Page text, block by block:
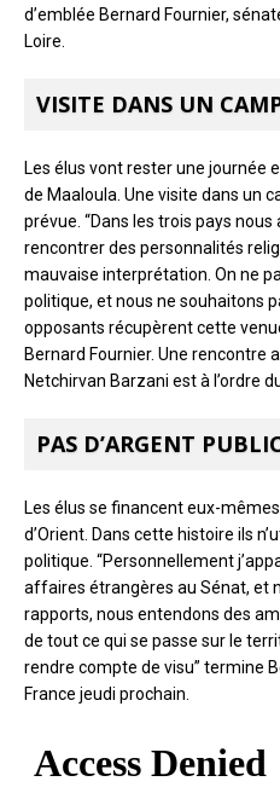
d’emblée Bernard Fournier,
Loire.
VISITE DANS UN
Les élus vont rester une journée
de Maaloula. Une visite dans un
prévue. “Dans les trois pays
rencontrer des personnalités
mauvaise interprétation. On ne
politique, et nous ne souhaitons
opposants récupèrent cette
Bernard Fournier. Une rencontre
Netchirvan Barzani est à l’ordre
PAS D’ARGENT
Les élus se financent eux-
d’Orient. Dans cette histoire ils
politique. “Personnellement
affaires étrangères au Sénat, et
rapports, nous entendons des
de tout ce qui se passe sur le
rendre compte de visu” termine
France jeudi prochain.